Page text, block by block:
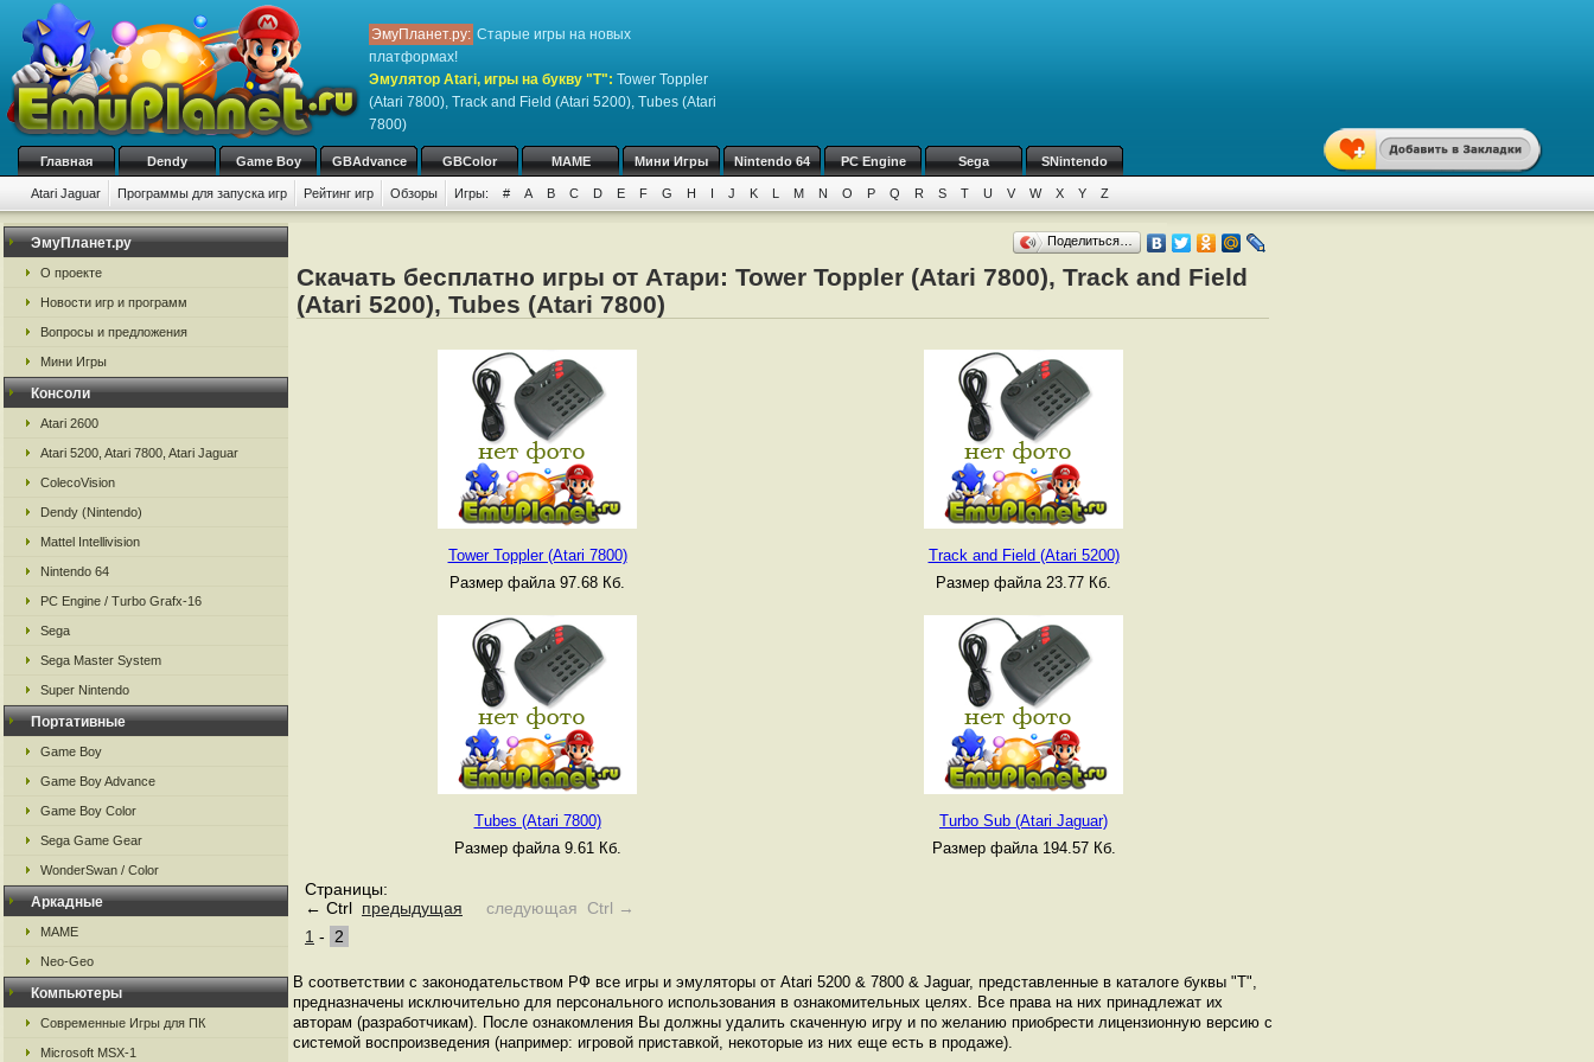
ЭмуПланет.ру: Старые игры на новых
платформах!
Эмулятор Atari, игры на букву "T": Tower Toppler
(Atari 7800), Track and Field (Atari 5200), Tubes (Atari
7800)
Главная Dendy Game Boy GBAdvance GBColor MAME Мини Игры Nintendo 64 PC Engine Sega SNintendo
Atari Jaguar Программы для запуска игр Рейтинг игр Обзоры Игры: # A B C D E F G H I J K L M N O P Q R S T U V W X Y Z
ЭмуПланет.ру
О проекте
Новости игр и программ
Вопросы и предложения
Мини Игры
Консоли
Atari 2600
Atari 5200, Atari 7800, Atari Jaguar
ColecoVision
Dendy (Nintendo)
Mattel Intellivision
Nintendo 64
PC Engine / Turbo Grafx-16
Sega
Sega Master System
Super Nintendo
Портативные
Game Boy
Game Boy Advance
Game Boy Color
Sega Game Gear
WonderSwan / Color
Аркадные
MAME
Neo-Geo
Компьютеры
Современные Игры для ПК
Microsoft MSX-1
Поделиться…
Скачать бесплатно игры от Атари: Tower Toppler (Atari 7800), Track and Field
(Atari 5200), Tubes (Atari 7800)
Tower Toppler (Atari 7800)
Размер файла 97.68 Кб.
Track and Field (Atari 5200)
Размер файла 23.77 Кб.
Tubes (Atari 7800)
Размер файла 9.61 Кб.
Turbo Sub (Atari Jaguar)
Размер файла 194.57 Кб.
Страницы:
← Ctrl предыдущая
следующая Ctrl →
1 - 2
В соответствии с законодательством РФ все игры и эмуляторы от Atari 5200 & 7800 & Jaguar, представленные в каталоге буквы "T",
предназначены исключительно для персонального использования в ознакомительных целях. Все права на них принадлежат их
авторам (разработчикам). После ознакомления Вы должны удалить скаченную игру и по желанию приобрести лицензионную версию с
системой воспроизведения (например: игровой приставкой, некоторые из них еще есть в продаже).